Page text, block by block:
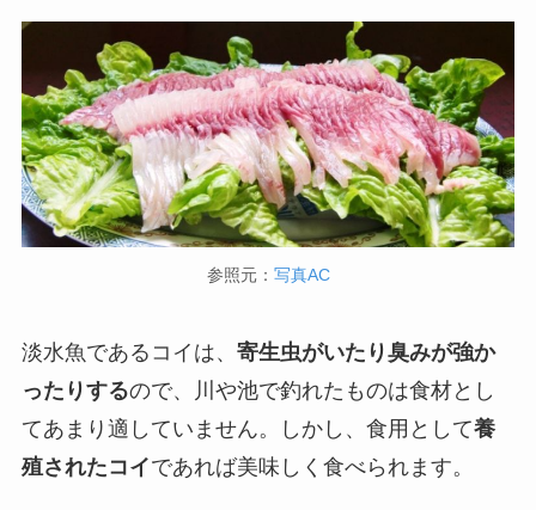
参照元： 写真AC
淡水魚であるコイは、 寄生虫がいたり臭みが強か
ったりするので、川や池で釣れたものは食材とし
てあまり適していません。しかし、食用として養
殖されたコイであれば美味しく食べられます。